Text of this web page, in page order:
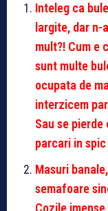
Inteleg ca
largite, dar n-
mult?! Cum e
sunt multe
ocupata de
interzicem
Sau se
parcari in
Masuri
semafoare